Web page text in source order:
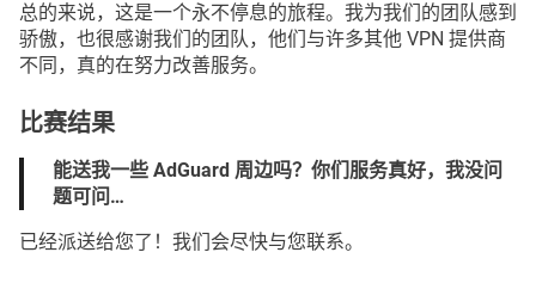
总的来说，这是一个永不停息的旅程。我为我们的团队感到
骄傲，也很感谢我们的团队，他们与许多其他 VPN 提供商
不同，真的在努力改善服务。
比赛结果
能送我一些 AdGuard 周边吗？你们服务真好，我没问
题可问…
已经派送给您了！我们会尽快与您联系。